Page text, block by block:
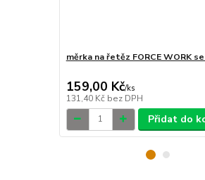
měrka na řetěz FORCE WORK
159,00 Kč/ks
131,40 Kč bez DPH
Přidat do